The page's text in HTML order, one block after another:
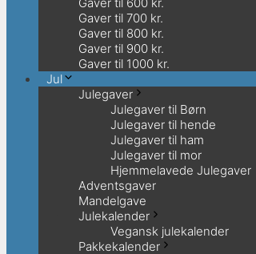
Gaver til 700 kr.
Gaver til 800 kr.
Gaver til 900 kr.
Gaver til 1000 kr.
Jul
Julegaver
Julegaver til Børn
Julegaver til hende
Julegaver til ham
Julegaver til mor
Hjemmelavede Julegaver
Adventsgaver
Mandelgave
Julekalender
Vegansk julekalender
Pakkekalender